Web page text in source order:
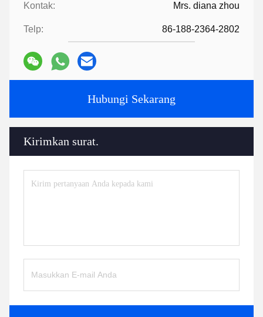
Kontak: Mrs. diana zhou
Telp: 86-188-2364-2802
Hubungi Sekarang
Kirimkan surat.